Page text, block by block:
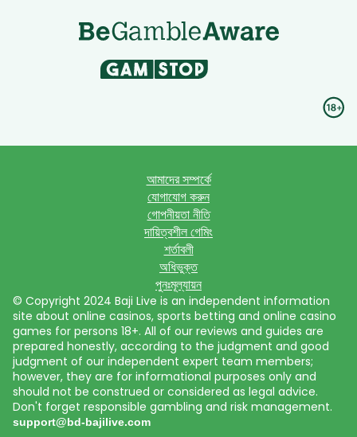
© Copyright 2024 Baji Live is an independent information
site about online casinos, sports betting and online casino
games for persons 18+. All of our reviews and guides are
prepared honestly, according to the judgment and good
judgment of our independent expert team members;
however, they are for informational purposes only and
should not be construed or considered as legal advice.
Don't forget responsible gambling and risk management.
support@bd-bajilive.com
আমাদের সম্পর্কে
যোগাযোগ করুন
গোপনীয়তা নীতি
দায়িত্বশীল গেমিং
শর্তাবলী
অধিভুক্ত
পুনঃমূল্যায়ন